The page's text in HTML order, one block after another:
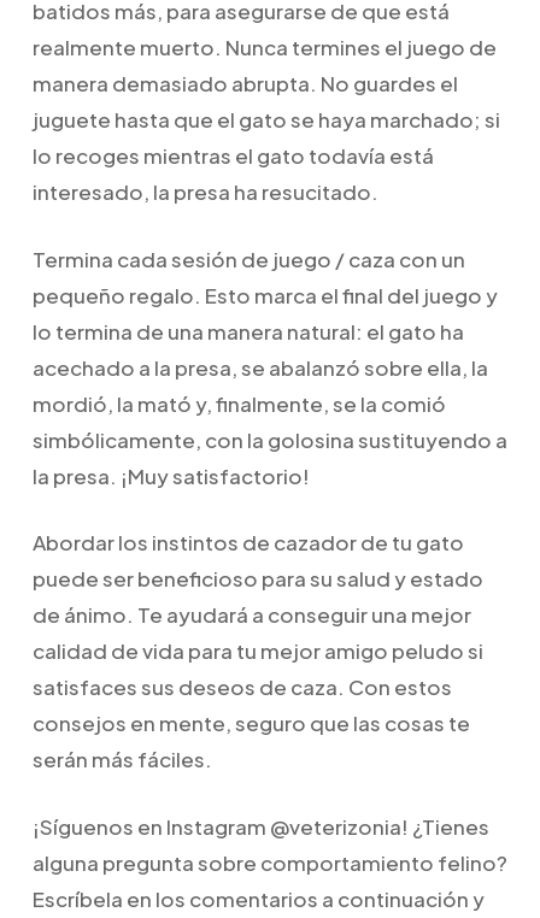
batidos más, para asegurarse de que está
realmente muerto. Nunca termines el juego de
manera demasiado abrupta. No guardes el
juguete hasta que el gato se haya marchado; si
lo recoges mientras el gato todavía está
interesado, la presa ha resucitado.
Termina cada sesión de juego / caza con un
pequeño regalo. Esto marca el final del juego y
lo termina de una manera natural: el gato ha
acechado a la presa, se abalanzó sobre ella, la
mordió, la mató y, finalmente, se la comió
simbólicamente, con la golosina sustituyendo a
la presa. ¡Muy satisfactorio!
Abordar los instintos de cazador de tu gato
puede ser beneficioso para su salud y estado
de ánimo. Te ayudará a conseguir una mejor
calidad de vida para tu mejor amigo peludo si
satisfaces sus deseos de caza. Con estos
consejos en mente, seguro que las cosas te
serán más fáciles.
¡Síguenos en Instagram @veterizonia! ¿Tienes
alguna pregunta sobre comportamiento felino?
Escríbela en los comentarios a continuación y